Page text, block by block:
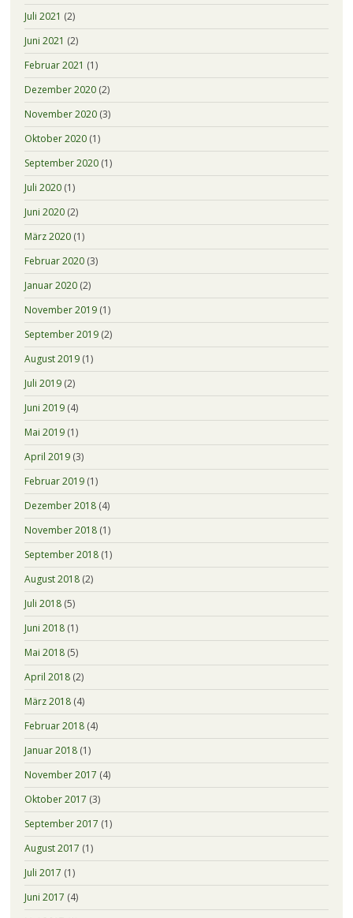
Juli 2021 (2)
Juni 2021 (2)
Februar 2021 (1)
Dezember 2020(2)
November 2020(3)
Oktober 2020(1)
September 2020(1)
Juli 2020(1)
Juni 2020(2)
März 2020(1)
Februar 2020(3)
Januar 2020(2)
November 2019(1)
September 2019(2)
August 2019(1)
Juli 2019(2)
Juni 2019(4)
Mai 2019(1)
April 2019(3)
Februar 2019(1)
Dezember 2018(4)
November 2018(1)
September 2018(1)
August 2018(2)
Juli 2018(5)
Juni 2018(1)
Mai 2018(5)
April 2018(2)
März 2018(4)
Februar 2018(4)
Januar 2018(1)
November 2017 (4)
Oktober 2017 (3)
September 2017 (1)
August 2017 (1)
Juli 2017 (1)
Juni 2017 (4)